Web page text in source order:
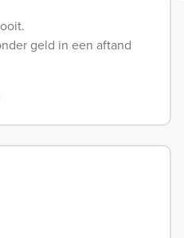
geld in een aftand